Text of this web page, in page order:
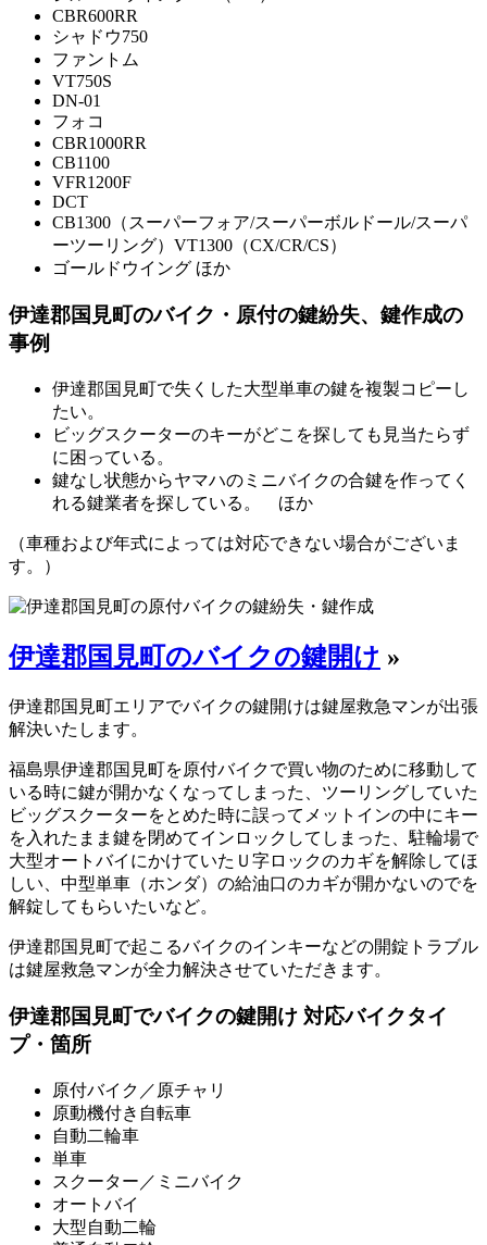
CBR600RR
シャドウ750
ファントム
VT750S
DN-01
フォコ
CBR1000RR
CB1100
VFR1200F
DCT
CB1300（スーパーフォア/スーパーボルドール/スーパ
ーツーリング）VT1300（CX/CR/CS）
ゴールドウイング ほか
伊達郡国見町のバイク・原付の鍵紛失、鍵作成の
事例
伊達郡国見町で失くした大型単車の鍵を複製コピーし
たい。
ビッグスクーターのキーがどこを探しても見当たらず
に困っている。
鍵なし状態からヤマハのミニバイクの合鍵を作ってく
れる鍵業者を探している。 ほか
（車種および年式によっては対応できない場合がございま
す。）
伊達郡国見町のバイクの鍵開け »
伊達郡国見町エリアでバイクの鍵開けは鍵屋救急マンが出張
解決いたします。
福島県伊達郡国見町を原付バイクで買い物のために移動して
いる時に鍵が開かなくなってしまった、ツーリングしていた
ビッグスクーターをとめた時に誤ってメットインの中にキー
を入れたまま鍵を閉めてインロックしてしまった、駐輪場で
大型オートバイにかけていたＵ字ロックのカギを解除してほ
しい、中型単車（ホンダ）の給油口のカギが開かないのでを
解錠してもらいたいなど。
伊達郡国見町で起こるバイクのインキーなどの開錠トラブル
は鍵屋救急マンが全力解決させていただきます。
伊達郡国見町でバイクの鍵開け 対応バイクタイ
プ・箇所
原付バイク／原チャリ
原動機付き自転車
自動二輪車
単車
スクーター／ミニバイク
オートバイ
大型自動二輪